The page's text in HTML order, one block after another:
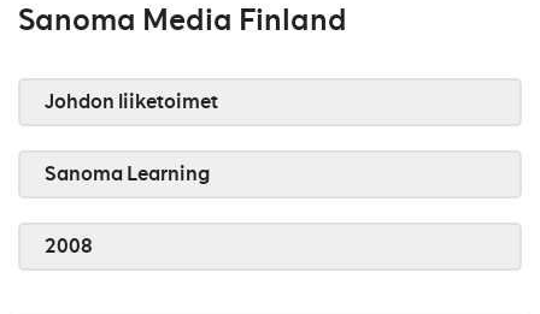
Sanoma Media Finland
Johdon liiketoimet
Sanoma Learning
2008